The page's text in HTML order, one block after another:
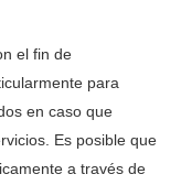
el fin de
para
en caso que
Es posible que
a través de